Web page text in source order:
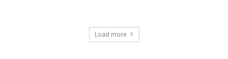
Load more